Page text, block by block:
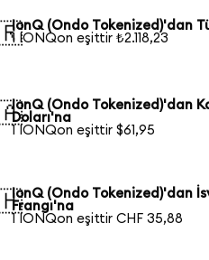
IonQ (Ondo Tokenized)'dan
1 IONQon eşittir ₺2.118,23
IonQ (Ondo Tokenized)'dan
Doları'na
1 IONQon eşittir $61,95
IonQ (Ondo Tokenized)'dan
Frangı'na
1 IONQon eşittir CHF 35,88